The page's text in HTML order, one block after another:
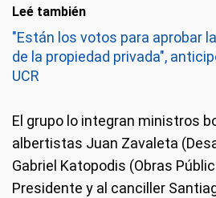
Leé también
"Están los votos para aprobar
de la propiedad privada",
UCR
El grupo lo integran ministros
albertistas Juan Zavaleta
Gabriel Katopodis (Obras
Presidente y al canciller